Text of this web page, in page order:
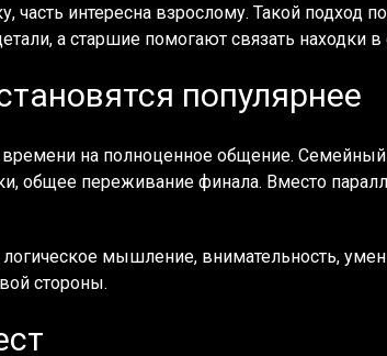
часть интересна взрослому. Такой подход
а старшие помогают связать находки
популярнее
на полноценное общение.
общее переживание финала. Вместо
мышление, внимательность,
стороны.